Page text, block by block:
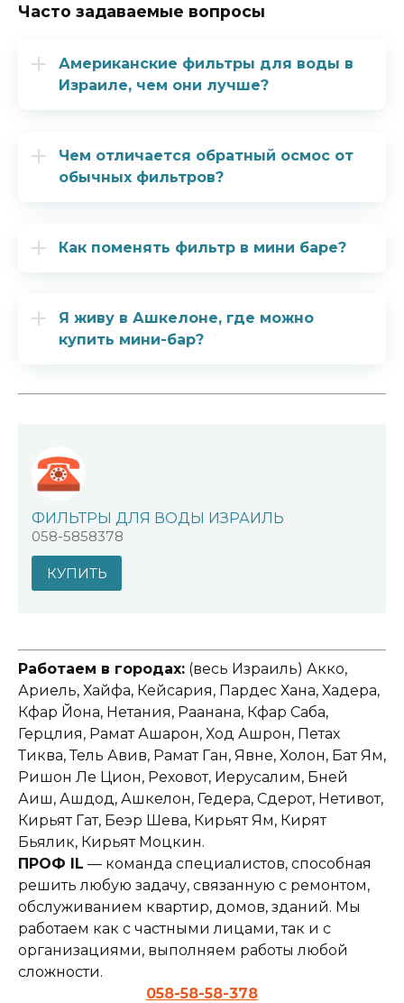
Часто задаваемые вопросы
Американские фильтры для воды в
Израиле, чем они лучше?
Чем отличается обратный осмос от
обычных фильтров?
Как поменять фильтр в мини баре?
Я живу в Ашкелоне, где можно
купить мини-бар?
ФИЛЬТРЫ ДЛЯ ВОДЫ ИЗРАИЛЬ
058-5858378
КУПИТЬ
Работаем в городах: (весь Израиль) Акко,
Ариель, Хайфа, Кейсария, Пардес Хана, Хадера,
Кфар Йона, Нетания, Раанана, Кфар Саба,
Герцлия, Рамат Ашарон, Ход Ашрон, Петах
Тиква, Тель Авив, Рамат Ган, Явне, Холон, Бат Ям,
Ришон Ле Цион, Реховот, Иерусалим, Бней
Аиш, Ашдод, Ашкелон, Гедера, Сдерот, Нетивот,
Кирьят Гат, Беэр Шева, Кирьят Ям, Кирят
Бьялик, Кирьят Моцкин.
ПРОФ IL — команда специалистов, способная
решить любую задачу, связанную с ремонтом,
обслуживанием квартир, домов, зданий. Мы
работаем как с частными лицами, так и с
организациями, выполняем работы любой
сложности.
058-58-58-378